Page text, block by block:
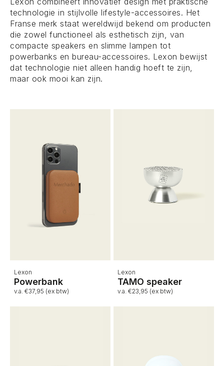
technologie in stijlvolle lifestyle-accessoires. Het
Franse merk staat wereldwijd bekend om producten
die zowel functioneel als esthetisch zijn, van
compacte speakers en slimme lampen tot
powerbanks en bureau-accessoires. Lexon bewijst
dat technologie niet alleen handig hoeft te zijn,
maar ook mooi kan zijn.
Lexon
Powerbank
v.a. €37,95 (ex btw)
Lexon
TAMO speaker
v.a. €23,95 (ex btw)